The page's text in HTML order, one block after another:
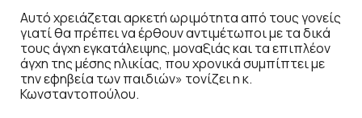
Αυτό χρειάζεται αρκετή ωριμότητα από τους γονείς
γιατί θα πρέπει να έρθουν αντιμέτωποι με τα δικά
τους άγχη εγκατάλειψης, μοναξιάς και τα επιπλέον
άγχη της μέσης ηλικίας, που χρονικά συμπίπτει με
την εφηβεία των παιδιών» τονίζει η κ.
Κωνσταντοπούλου.